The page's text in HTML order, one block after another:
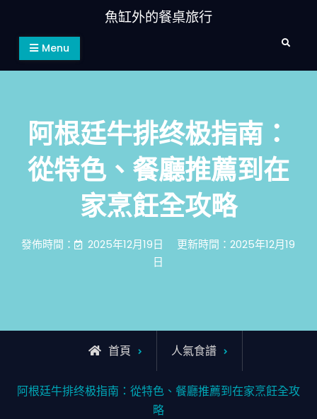
content
魚缸外的餐桌旅行
Menu Search
阿根廷牛排终极指南：
從特色、餐廳推薦到在
家烹飪全攻略
發佈時間： 2025年12月19日
更新時間：2025年12月19
日
首頁 人氣食譜
阿根廷牛排终极指南：從特色、餐廳推薦到在家烹飪全攻
略